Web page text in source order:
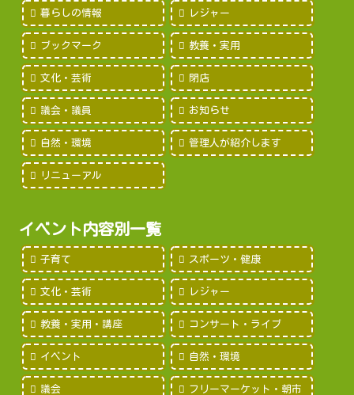
暮らしの情報 レジャー
ブックマーク 教養・実用
文化・芸術 閉店
議会・議員 お知らせ
自然・環境 管理人が紹介します
リニューアル
イベント内容別一覧
子育て スポーツ・健康
文化・芸術 レジャー
教養・実用・講座 コンサート・ライブ
イベント 自然・環境
議会 フリーマーケット・朝市